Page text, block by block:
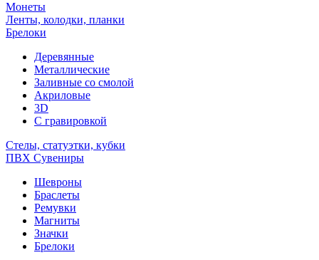
Монеты
Ленты, колодки, планки
Брелоки
Деревянные
Металлические
Заливные со смолой
Акриловые
3D
C гравировкой
Стелы, статуэтки, кубки
ПВХ Сувениры
Шевроны
Браслеты
Ремувки
Магниты
Значки
Брелоки